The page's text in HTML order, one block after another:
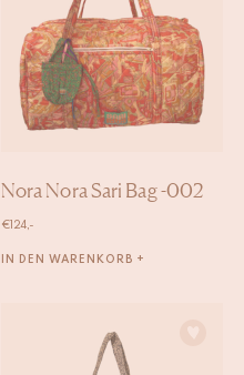
Nora Nora Sari Bag -002
€ 124,-
IN DEN WARENKORB +